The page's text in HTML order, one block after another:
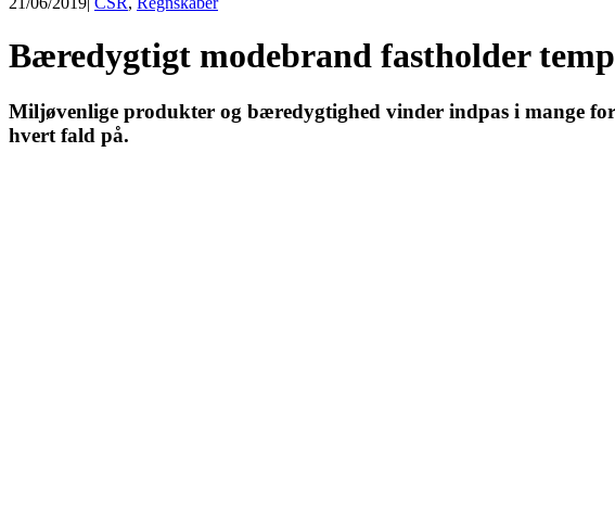
Bæredygtigt modebrand fastholder
Miljøvenlige produkter og bæredygtighed vinder indpas i mange
hvert fald på.